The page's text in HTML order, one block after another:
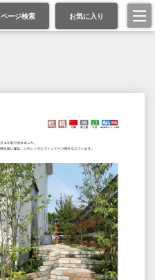
ページ検索 お気に入り